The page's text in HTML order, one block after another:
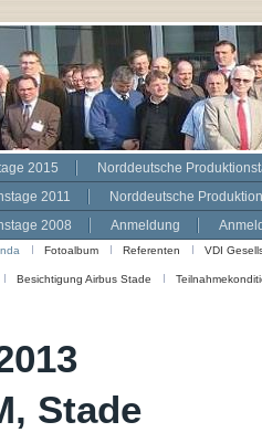
2015
Norddeutsche
2011
Norddeutsche
2008
Anmeldung
Fotoalbum Referenten VDI
Besichtigung Airbus Stade
Stade